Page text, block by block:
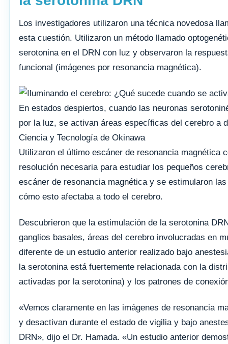
Los investigadores utilizaron una técnica novedosa
esta cuestión. Utilizaron un método llamado
serotonina en el DRN con luz y observaron la
funcional (imágenes por resonancia magnética).
En estados despiertos, cuando las neuronas
por la luz, se activan áreas específicas del cerebro a
Ciencia y Tecnología de Okinawa
Utilizaron el último escáner de resonancia magnética
resolución necesaria para estudiar los pequeños
escáner de resonancia magnética y se estimularon
cómo esto afectaba a todo el cerebro.
Descubrieron que la estimulación de la serotonina
ganglios basales, áreas del cerebro involucradas en
diferente de un estudio anterior realizado bajo
la serotonina está fuertemente relacionada con la
activadas por la serotonina) y los patrones de
«Vemos claramente en las imágenes de resonancia
y desactivan durante el estado de vigilia y bajo
DRN», dijo el Dr. Hamada. «Un estudio anterior